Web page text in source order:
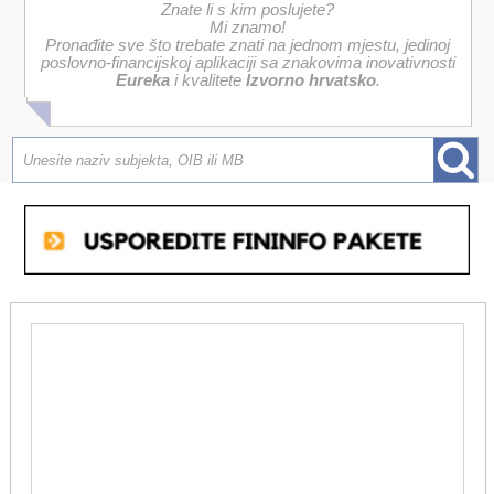
Znate li s kim poslujete?
Mi znamo!
Pronađite sve što trebate znati na jednom mjestu, jedinoj
poslovno-financijskoj aplikaciji sa znakovima inovativnosti
Eurekai kvalitete Izvorno hrvatsko.